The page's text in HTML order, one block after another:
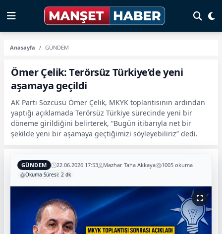
Anasayfa GÜNDEM
Ömer Çelik: Terörsüz Türkiye’de yeni
aşamaya geçildi
AK Parti Sözcüsü Ömer Çelik, MKYK toplantısının ardından
yaptığı açıklamada Terörsüz Türkiye sürecinde yeni bir
döneme girildiğini belirterek, “Bugün itibarıyla net bir
şekilde yeni bir aşamaya geçtiğimizi söyleyebiliriz” dedi.
GÜNDEM 22.06.2026 17:53 Mazhar Taha Akkaya 1005 okuma
Okuma Süresi: 2 dk